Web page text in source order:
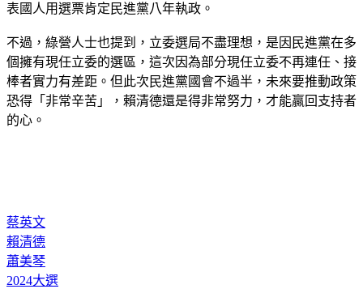
表國人用選票肯定民進黨八年執政。
不過，綠營人士也提到，立委選局不盡理想，是因民進黨在多
個擁有現任立委的選區，這次因為部分現任立委不再連任、接
棒者實力有差距。但此次民進黨國會不過半，未來要推動政策
恐得「非常辛苦」，賴清德還是得非常努力，才能贏回支持者
的心。
蔡英文
賴清德
蕭美琴
2024大選